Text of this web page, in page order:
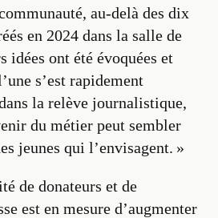
au-delà des dix
en 2024 dans la salle de
idées ont été évoquées et
s’est rapidement
la relève journalistique,
du métier peut sembler
jeunes qui l’envisagent. »
de donateurs et de
est en mesure d’augmenter